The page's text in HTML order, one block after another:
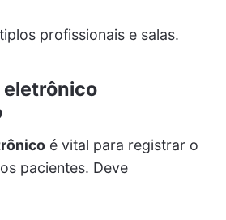
profissionais e salas.
eletrônico
é vital para registrar o
pacientes. Deve